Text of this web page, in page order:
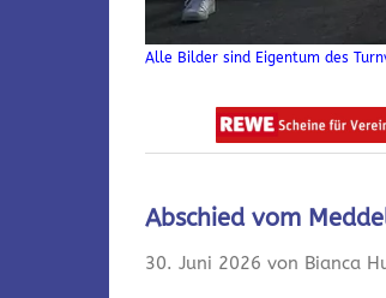
Alle Bilder sind Eigentum des
Abschied vom
30. Juni 2026 von Bianca